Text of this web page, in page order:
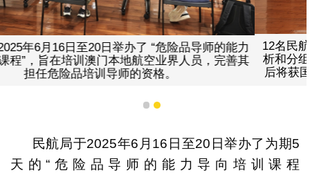
力
其
12名民航局和本澳航空业界的代表通过理论知识、案
析和分组讨论等环节完成学习，并进行了考核，通过
后将获国际航空运输协会(IATA)颁发危险品培训导师
1 2
民航局于2025年6月16日至20日举办了为期5
天的“危险品导师的能力导向培训课程